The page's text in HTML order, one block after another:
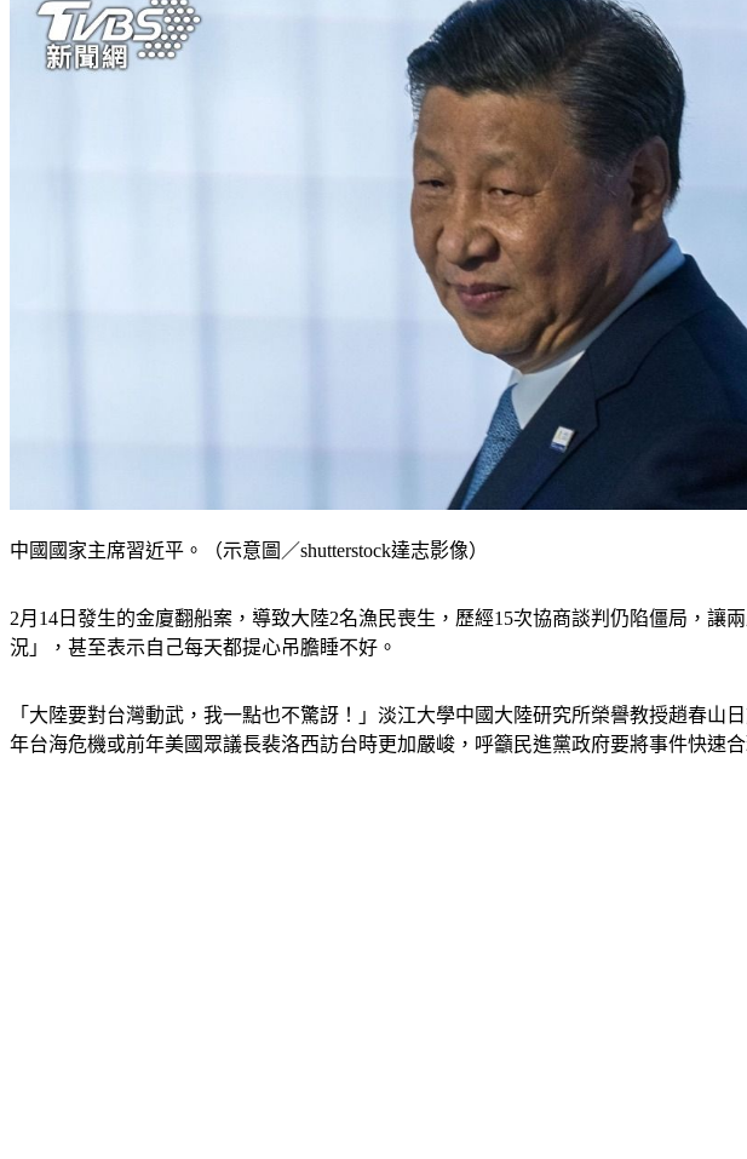
中國國家主席習近平。（示意圖／shutterstock達志影像）
2月14日發生的金廈翻船案，導致大陸2名漁民喪生，歷經15次協商談判仍陷僵局，
況」，甚至表示自己每天都提心吊膽睡不好。
「大陸要對台灣動武，我一點也不驚訝！」淡江大學中國大陸研究所榮譽教授趙春
年台海危機或前年美國眾議長裴洛西訪台時更加嚴峻，呼籲民進黨政府要將事件快速